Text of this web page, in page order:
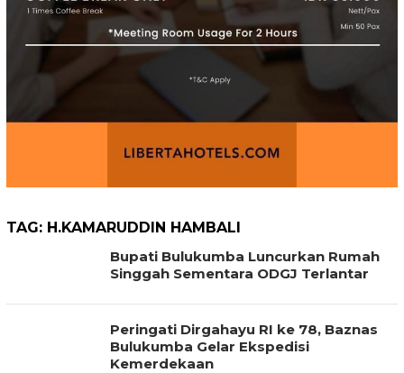
TAG: H.KAMARUDDIN HAMBALI
Bupati Bulukumba Luncurkan Rumah
Singgah Sementara ODGJ Terlantar
Peringati Dirgahayu RI ke 78, Baznas
Bulukumba Gelar Ekspedisi
Kemerdekaan